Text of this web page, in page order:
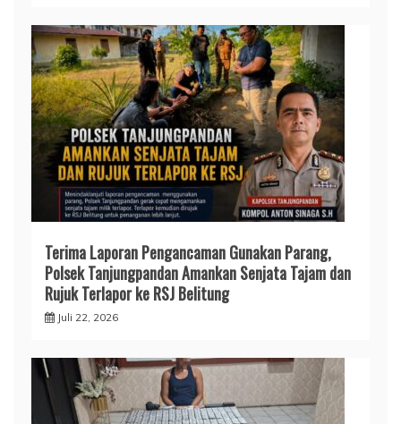
Terima Laporan Pengancaman Gunakan Parang,
Polsek Tanjungpandan Amankan Senjata Tajam dan
Rujuk Terlapor ke RSJ Belitung
Juli 22, 2026